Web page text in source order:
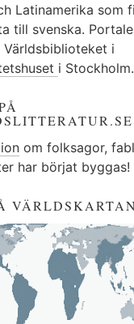
Latinamerika som
till svenska.
Världsbiblioteket i
i Stockholm.
om folksagor,
har börjat byggas!
VÄRLDSKARTAN